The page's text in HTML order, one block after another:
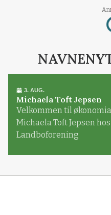
3. AUG.
Michaela Toft Jepsen
Velkommen til
Michaela Toft Jepsen
Landboforening